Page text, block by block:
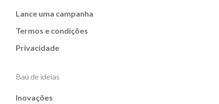
Lance uma campanha
Termos e condições
Privacidade
Baú de ideias
Inovações